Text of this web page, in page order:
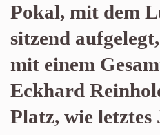
Pokal, mit dem
sitzend
mit einem
Eckhard
Platz, wie letztes